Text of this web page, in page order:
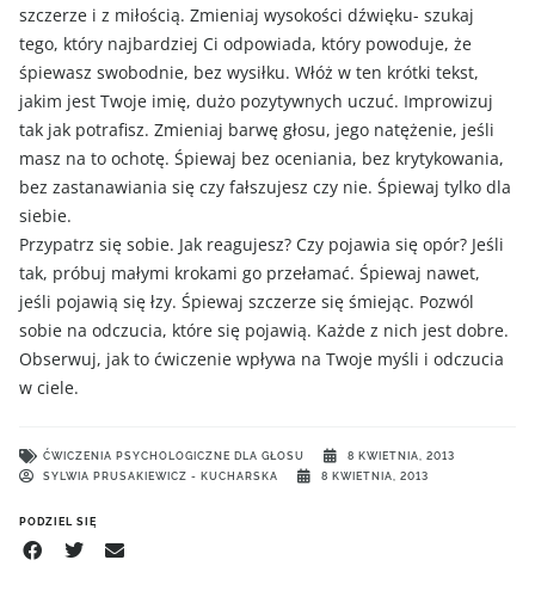
szczerze i z miłością. Zmieniaj wysokości dźwięku- szukaj
tego, który najbardziej Ci odpowiada, który powoduje, że
śpiewasz swobodnie, bez wysiłku. Włóż w ten krótki tekst,
jakim jest Twoje imię, dużo pozytywnych uczuć. Improwizuj
tak jak potrafisz. Zmieniaj barwę głosu, jego natężenie, jeśli
masz na to ochotę. Śpiewaj bez oceniania, bez krytykowania,
bez zastanawiania się czy fałszujesz czy nie. Śpiewaj tylko dla
siebie.
Przypatrz się sobie. Jak reagujesz? Czy pojawia się opór? Jeśli
tak, próbuj małymi krokami go przełamać. Śpiewaj nawet,
jeśli pojawią się łzy. Śpiewaj szczerze się śmiejąc. Pozwól
sobie na odczucia, które się pojawią. Każde z nich jest dobre.
Obserwuj, jak to ćwiczenie wpływa na Twoje myśli i odczucia
w ciele.
ĆWICZENIA PSYCHOLOGICZNE DLA GŁOSU
8 KWIETNIA, 2013
SYLWIA PRUSAKIEWICZ - KUCHARSKA
8 KWIETNIA, 2013
PODZIEL SIĘ